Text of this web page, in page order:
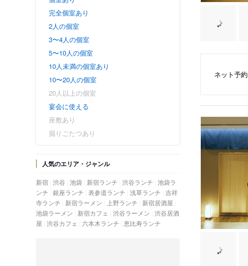
完全個室あり
2人の個室
3〜4人の個室
5〜10人の個室
10人未満の個室あり
10〜20人の個室
20人以上の個室
宴会に使える
座敷あり
掘りごたつあり
人気のエリア・ジャンル
新宿 渋谷 池袋 新宿ランチ 渋谷ランチ 池袋ラ
ンチ 銀座ランチ 表参道ランチ 浅草ランチ 吉祥
寺ランチ
新宿ラーメン 上野ランチ
新宿居酒屋
池袋ラーメン
新宿カフェ 渋谷ラーメン 渋谷居酒
屋 渋谷カフェ 六本木ランチ 恵比寿ランチ
ネット予約